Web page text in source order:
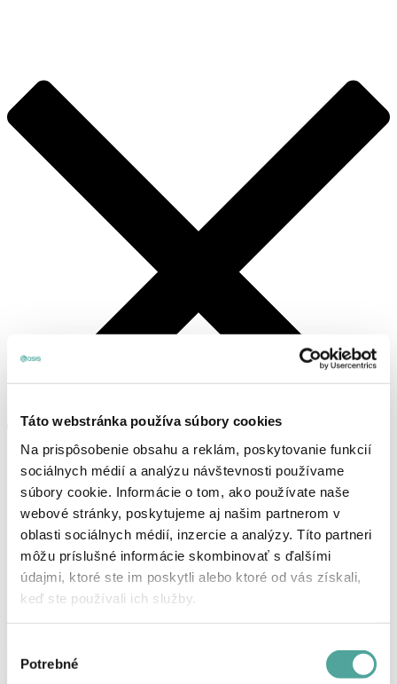
Táto webstránka používa súbory cookies
Na prispôsobenie obsahu a reklám, poskytovanie funkcií
sociálnych médií a analýzu návštevnosti používame
súbory cookie. Informácie o tom, ako používate naše
webové stránky, poskytujeme aj našim partnerom v
oblasti sociálnych médií, inzercie a analýzy. Títo partneri
môžu príslušné informácie skombinovať s ďalšími
údajmi, ktoré ste im poskytli alebo ktoré od vás získali,
keď ste používali ich služby.
súhlasu
Potrebné
Žiadne produkty v košíku.
Produkty